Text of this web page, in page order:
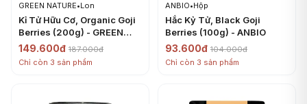
GREEN NATURE•Lon
Kỉ Tử Hữu Cơ, Organic Goji
Berries (200g) - GREEN
NATURE
149.600đ 187.000đ
Chỉ còn 3 sản phẩm
ANBIO•Hộp
Hắc Kỷ Tử, Black Goji
Berries (100g) - ANBIO
93.600đ 104.000đ
Chỉ còn 3 sản phẩm